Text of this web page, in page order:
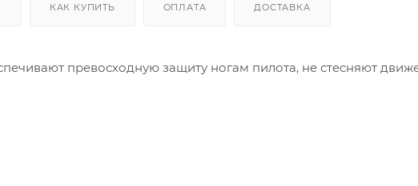
КАК КУПИТЬ ОПЛАТА ДОСТАВКА
превосходную защиту ногам пилота, не стесняют